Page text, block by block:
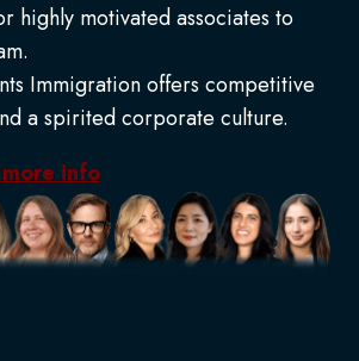
highly motivated associates to
Immigration offers competitive
a spirited corporate culture.
info